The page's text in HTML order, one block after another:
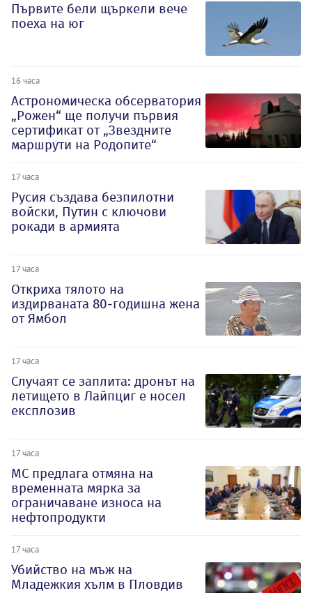
Първите бели щъркели вече
поеха на юг
16 часа
Астрономическа обсерватория
„Рожен“ ще получи първия
сертификат от „Звездните
маршрути на Родопите“
17 часа
Русия създава безпилотни
войски, Путин с ключови
рокади в армията
17 часа
Откриха тялото на
издирваната 80-годишна жена
от Ямбол
17 часа
Случаят се заплита: дронът на
летището в Лайпциг е носел
експлозив
17 часа
МС предлага отмяна на
временната мярка за
ограничаване износа на
нефтопродукти
17 часа
Убийство на мъж на
Младежкия хълм в Пловдив